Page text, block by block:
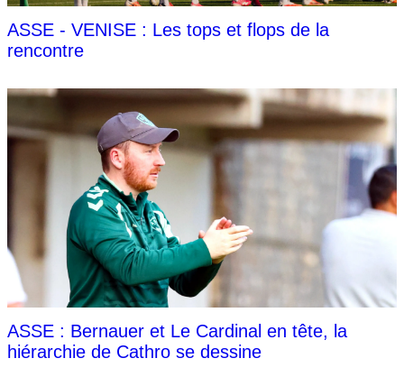
ASSE - VENISE : Les tops et flops de la
rencontre
ASSE : Bernauer et Le Cardinal en tête, la
hiérarchie de Cathro se dessine